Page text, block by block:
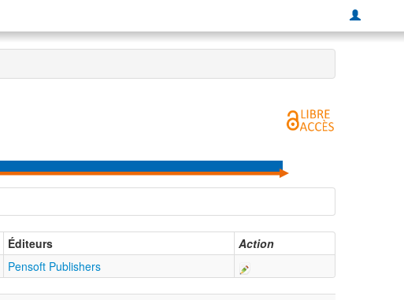
Éditeurs
Action
Pensoft Publishers